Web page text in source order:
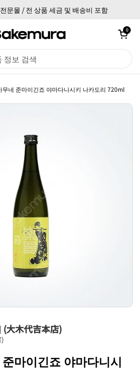
문몰 / 전 상품 세금 및 배송비 포함
카트 열기
0
무네 준마이긴죠 야마다니시키 나카도리 720ml
(大木代吉本店)
마이긴죠 야마다니시